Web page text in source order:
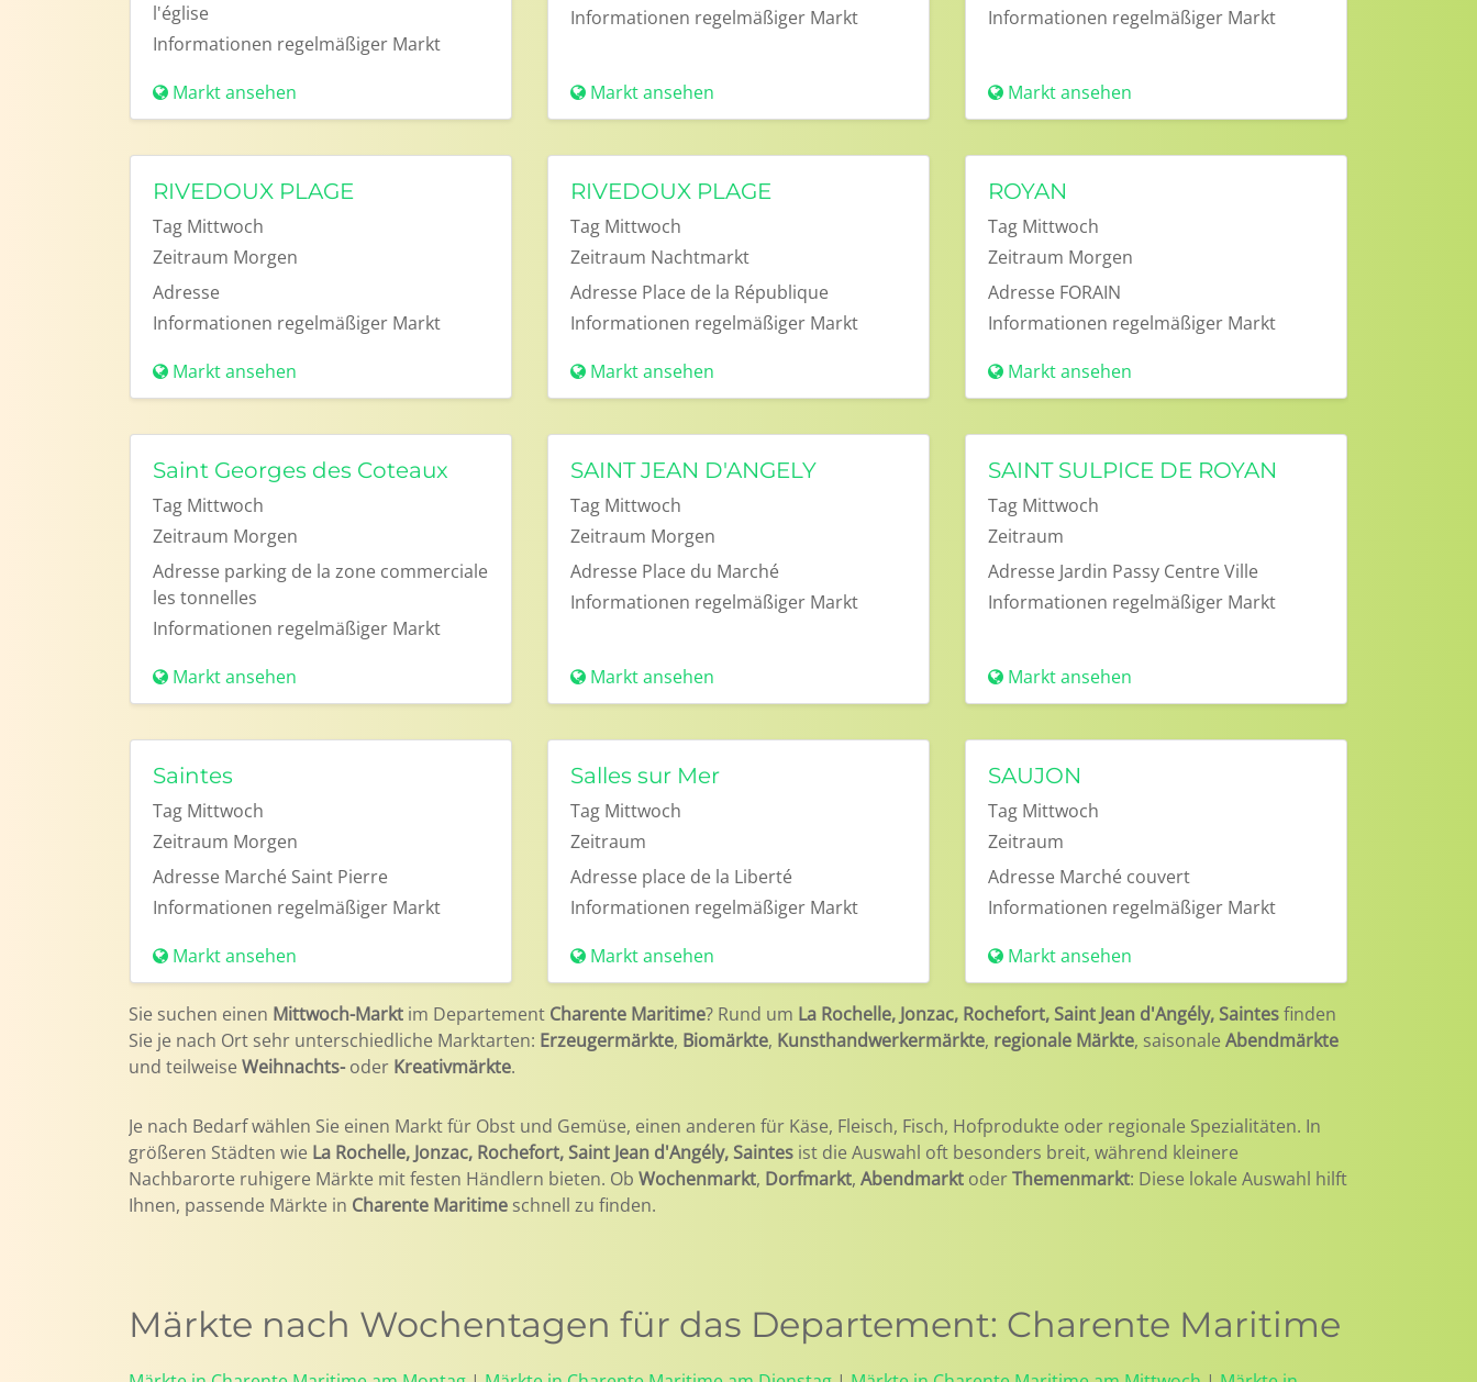
l'église
Informationen regelmäßiger Markt
Markt ansehen
Informationen regelmäßiger Markt
Markt ansehen
Informationen regelmäßiger Markt
Markt ansehen
RIVEDOUX PLAGE
Tag Mittwoch
Zeitraum Morgen
Adresse
Informationen regelmäßiger Markt
Markt ansehen
RIVEDOUX PLAGE
Tag Mittwoch
Zeitraum Nachtmarkt
Adresse Place de la République
Informationen regelmäßiger Markt
Markt ansehen
ROYAN
Tag Mittwoch
Zeitraum Morgen
Adresse FORAIN
Informationen regelmäßiger Markt
Markt ansehen
Saint Georges des Coteaux
Tag Mittwoch
Zeitraum Morgen
Adresse parking de la zone commerciale
les tonnelles
Informationen regelmäßiger Markt
Markt ansehen
SAINT JEAN D'ANGELY
Tag Mittwoch
Zeitraum Morgen
Adresse Place du Marché
Informationen regelmäßiger Markt
Markt ansehen
SAINT SULPICE DE ROYAN
Tag Mittwoch
Zeitraum
Adresse Jardin Passy Centre Ville
Informationen regelmäßiger Markt
Markt ansehen
Saintes
Tag Mittwoch
Zeitraum Morgen
Adresse Marché Saint Pierre
Informationen regelmäßiger Markt
Markt ansehen
Salles sur Mer
Tag Mittwoch
Zeitraum
Adresse place de la Liberté
Informationen regelmäßiger Markt
Markt ansehen
SAUJON
Tag Mittwoch
Zeitraum
Adresse Marché couvert
Informationen regelmäßiger Markt
Markt ansehen
Sie suchen einen Mittwoch-Markt im Departement Charente Maritime? Rund um La Rochelle, Jonzac, Rochefort, Saint Jean d'Angély, Saintesfinden
Sie je nach Ort sehr unterschiedliche Marktarten: Erzeugermärkte, Biomärkte, Kunsthandwerkermärkte, regionale Märkte, saisonale Abendmärkte
und teilweise Weihnachts-oder Kreativmärkte.
Je nach Bedarf wählen Sie einen Markt für Obst und Gemüse, einen anderen für Käse, Fleisch, Fisch, Hofprodukte oder regionale Spezialitäten. In
größeren Städten wie La Rochelle, Jonzac, Rochefort, Saint Jean d'Angély, Saintes ist die Auswahl oft besonders breit, während kleinere
Nachbarorte ruhigere Märkte mit festen Händlern bieten. Ob Wochenmarkt, Dorfmarkt, Abendmarkt oderThemenmarkt: Diese lokale Auswahl hilft
Ihnen, passende Märkte in Charente Maritime schnell zu finden.
Märkte nach Wochentagen für das Departement: Charente Maritime